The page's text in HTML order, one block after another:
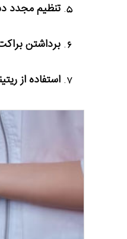
تنظیم مجدد
برداشتن
استفاده از